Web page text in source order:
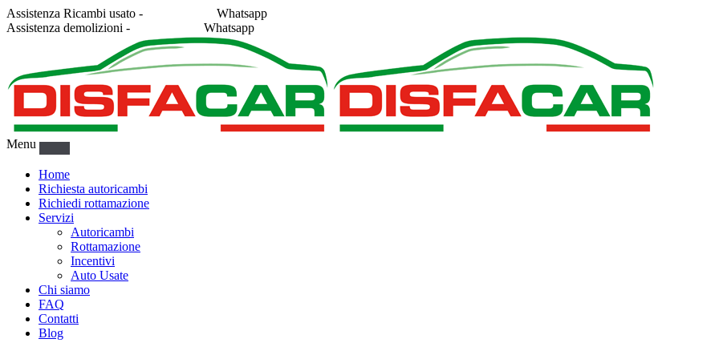
Assistenza Ricambi usato -
Whatsapp
Assistenza demolizioni -
Whatsapp
Menu
Home
Richiesta autoricambi
Richiedi rottamazione
Servizi
Autoricambi
Rottamazione
Incentivi
Auto Usate
Chi siamo
FAQ
Contatti
Blog